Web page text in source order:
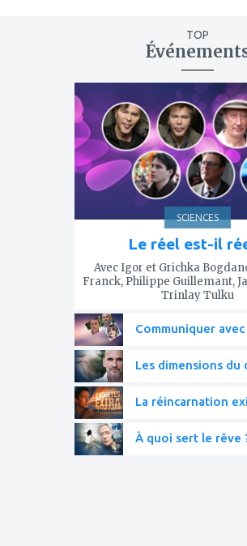
TOP
mes
favoris
SCIENCES
Le réel est-il
Avec Igor et Grichka
Franck, Philippe Guillemant,
Trinlay Tulku
Communiquer
Les dimensions du
La réincarnation
À quoi sert le rêve